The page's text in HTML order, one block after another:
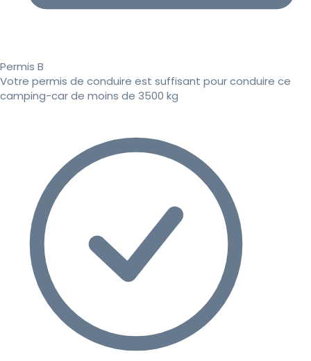
Permis B
Votre permis de conduire est suffisant pour conduire ce
camping-car de moins de 3500 kg